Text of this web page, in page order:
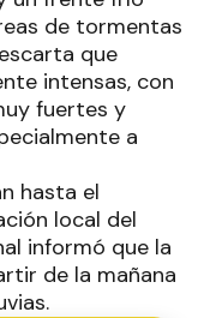
de tormentas
que
intensas, con
fuertes y
a
hasta el
local del
informó que la
de la mañana